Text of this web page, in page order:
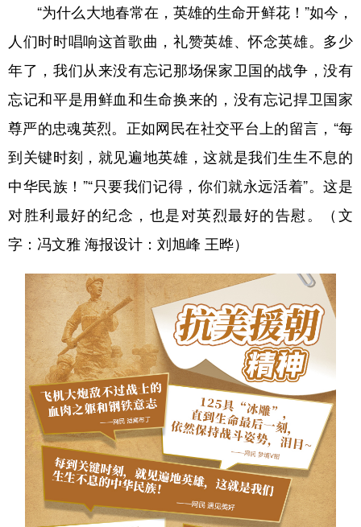
公益 一带一路 亚太网 上市公司
文化产业
北京 天津 河北 山西
辽宁 吉林 上海 江苏
浙江 安徽 福建 江西
山东 河南 湖北
广东 广西 海南 重庆
四川 贵州 云南 西藏
陕西 甘肃 宁夏
新疆 内蒙古 黑龙江
多语种频道
English Español Français عربى
Русский язык 日本語
“为什么大地春常在，英雄的生命开鲜花！”如今，
人们时时唱响这首歌曲，礼赞英雄、怀念英雄。多少
年了，我们从来没有忘记那场保家卫国的战争，没有
忘记和平是用鲜血和生命换来的，没有忘记捍卫国家
尊严的忠魂英烈。正如网民在社交平台上的留言，“每
到关键时刻，就见遍地英雄，这就是我们生生不息的
中华民族！”“只要我们记得，你们就永远活着”。这是
对胜利最好的纪念，也是对英烈最好的告慰。（文
字：冯文雅 海报设计：刘旭峰 王晔）